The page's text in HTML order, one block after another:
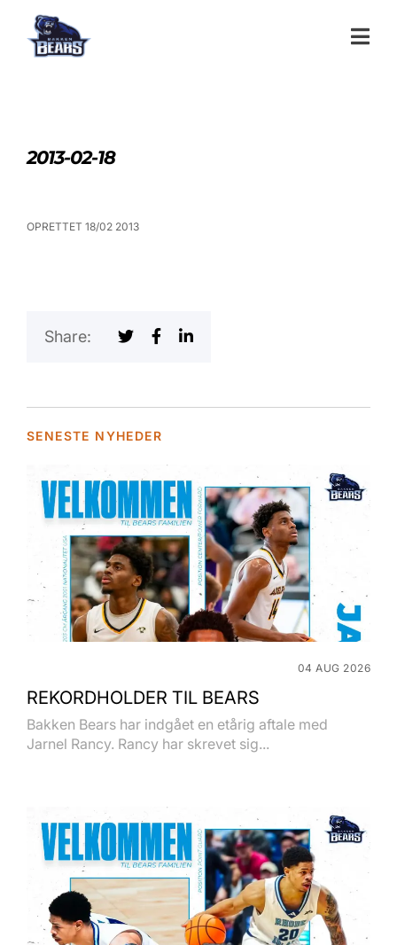
2013-02-18
OPRETTET 18/02 2013
Share:
SENESTE NYHEDER
04 AUG 2026
REKORDHOLDER TIL BEARS
Bakken Bears har indgået en etårig aftale med
Jarnel Rancy. Rancy har skrevet sig...